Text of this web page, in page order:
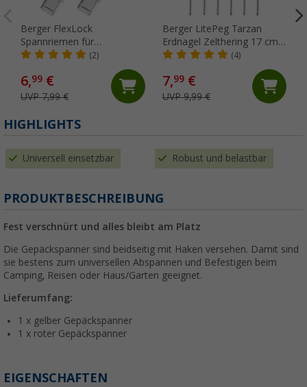
Berger FlexLock
Spannriemen für
Ladungssicherung 2 m, 2er-
(2)
6,99 €
UVP 7,99 €
Berger LitePeg Tarzan
Erdnagel Zelthering 17 cm
aus Stahl für weiche Böden,
(4)
7,99€
UVP 9,99 €
HIGHLIGHTS
Universell einsetzbar Robust und belastbar
PRODUKTBESCHREIBUNG
Fest verschnürt und alles bleibt am Platz
Die Gepäckspanner sind beidseitig mit Haken versehen. Damit sind
sie bestens zum universellen Abspannen und Befestigen beim
Camping, Reisen oder Haus/Garten geeignet.
Lieferumfang:
1 x gelber Gepäckspanner
1 x roter Gepäckspanner
EIGENSCHAFTEN